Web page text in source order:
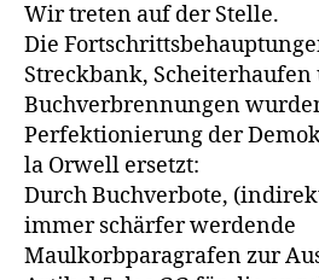
Wir treten auf der Stelle.
Die
Streckbank,
Buchverbrennungen
Perfektionierung der
la Orwell ersetzt:
Durch Buchverbote,
immer schärfer werdende
Maulkorbparagrafen zur